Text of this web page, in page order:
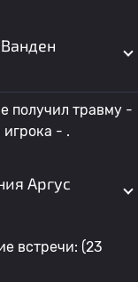
получил травму -
- .
Аргус
встречи: (23